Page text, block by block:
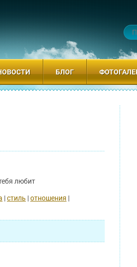
любит
|стиль |отношения |
БЛОГ